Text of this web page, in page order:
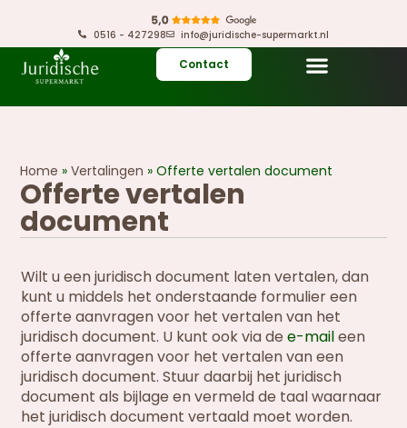
0516 - 427298 info@juridische-supermarkt.nl
Contact
Offerte vertalen
document
Home »Vertalingen »Offerte vertalen document
Wilt u een juridisch document laten vertalen, dan
kunt u middels het onderstaande formulier een
offerte aanvragen voor het vertalen van het
juridisch document. U kunt ook via dee-maileen
offerte aanvragen voor het vertalen van een
juridisch document. Stuur daarbij het juridisch
document als bijlage en vermeld de taal waarnaar
het juridisch document vertaald moet worden.